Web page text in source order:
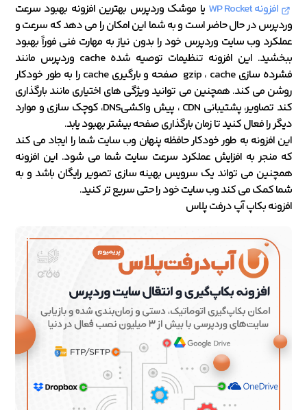
افزونه WP Rocket
یا موشک وردپرس بهترین افزونه بهبود سرعت
وردپرس در حال حاضر است و به شما این امکان را می دهد که سرعت و
عملکرد وب سایت وردپرس خود را بدون نیاز به مهارت فنی فوراً بهبود
ببخشید. این افزونه تنظیمات توصیه شده cache وردپرس مانند
فشرده سازی gzip ، cache صفحه و بارگیری cache را به طور خودکار
روشن می کند. همچنین می توانید ویژگی های اختیاری مانند بارگذاری
کند تصاویر، پشتیبانی CDN ، پیش واکشیDNS، کوچک سازی و موارد
دیگر را فعال کنید تا زمان بارگذاری صفحه بیشتر بهبود یابد.
این افزونه به طور خودکار حافظه پنهان وب سایت شما را ایجاد می کند
که منجر به افزایش عملکرد سرعت سایت شما می شود. این افزونه
همچنین می تواند یک سرویس بهینه سازی تصویر رایگان باشد و به
شما کمک می کند وب سایت خود را حتی سریع تر کنید.
افزونه بکاپ آپ درفت پلاس